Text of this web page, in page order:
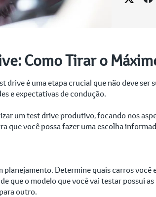
Como Tirar o
é uma etapa crucial que não deve ser
e expectativas de condução.
um test drive produtivo, focando nos
que você possa fazer uma escolha
planejamento. Determine quais carros
que o modelo que você vai testar possui
outro.